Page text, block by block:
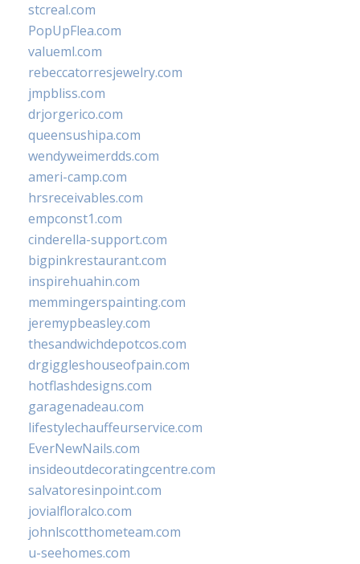
stcreal.com
PopUpFlea.com
valueml.com
rebeccatorresjewelry.com
jmpbliss.com
drjorgerico.com
queensushipa.com
wendyweimerdds.com
ameri-camp.com
hrsreceivables.com
empconst1.com
cinderella-support.com
bigpinkrestaurant.com
inspirehuahin.com
memmingerspainting.com
jeremypbeasley.com
thesandwichdepotcos.com
drgiggleshouseofpain.com
hotflashdesigns.com
garagenadeau.com
lifestylechauffeurservice.com
EverNewNails.com
insideoutdecoratingcentre.com
salvatoresinpoint.com
jovialfloralco.com
johnlscotthometeam.com
u-seehomes.com